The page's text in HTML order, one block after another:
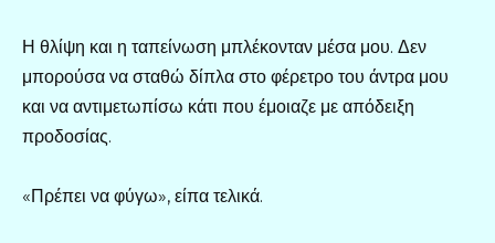
Η θλίψη και η ταπείνωση μπλέκονταν μέσα μου. Δεν
μπορούσα να σταθώ δίπλα στο φέρετρο του άντρα μου
και να αντιμετωπίσω κάτι που έμοιαζε με απόδειξη
προδοσίας.
«Πρέπει να φύγω», είπα τελικά.